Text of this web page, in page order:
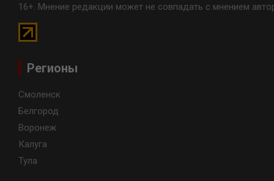
16+. Мнение редакции может не совпадать с мнением
Регионы
Смоленск
Белгород
Воронеж
Калуга
Тула